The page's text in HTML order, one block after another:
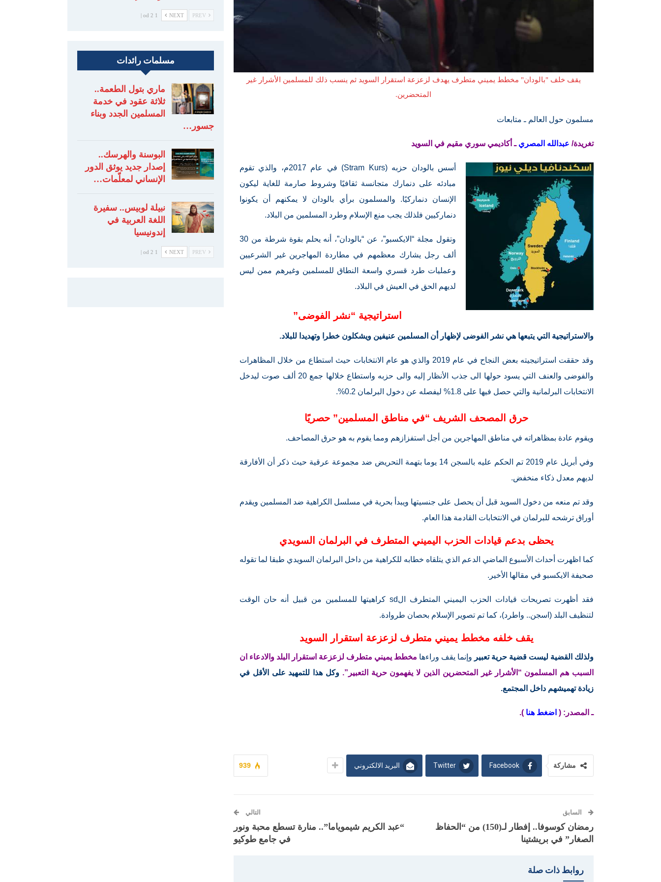
يقف خلف "بالودان" مخطط يميني متطرف يهدف لزعزعة استقرار السويد ثم ينسب ذلك للمسلمين الأشرار غير
المتحضرين.
مسلمون حول العالم ـ متابعات
تغريدة/ عبدالله المصري ـ أكاديمي سوري مقيم في السويد
أسس بالودان حزبه (Stram Kurs) في عام 2017م، والذي تقوم
مبادئه على دنمارك متجانسة ثقافيًا وشروط صارمة للغاية ليكون
الإنسان دنماركيًا. والمسلمون برأي بالودان لا يمكنهم أن يكونوا
دنماركيين فلذلك يجب منع الإسلام وطرد المسلمين من البلاد.
وتقول مجلة “الايكسبو”، عن “بالودان”، أنه يحلم بقوة شرطة من 30
ألف رجل يشارك معظمهم في مطاردة المهاجرين غير الشرعيين
وعمليات طرد قسري واسعة النطاق للمسلمين وغيرهم ممن ليس
لديهم الحق في العيش في البلاد.
استراتيجية “نشر الفوضى”
والاستراتيجية التي يتبعها هي نشر الفوضى لإظهار أن المسلمين عنيفين ويشكلون خطرا وتهديدا للبلاد.
وقد حققت استراتيجيته بعض النجاح في عام 2019 والذي هو عام الانتخابات حيث استطاع من خلال المظاهرات
والفوضى والعنف التي يسود حولها الى جذب الأنظار إليه والى حزبه واستطاع خلالها جمع 20 ألف صوت ليدخل
الانتخابات البرلمانية والتي حصل فيها على 1.8% ليفصله عن دخول البرلمان 0.2%.
حرق المصحف الشريف “في مناطق المسلمين” حصريًا
ويقوم عادة بمظاهراته في مناطق المهاجرين من أجل استفزازهم ومما يقوم به هو حرق المصاحف.
وفي أبريل عام 2019 تم الحكم عليه بالسجن 14 يوما بتهمة التحريض ضد مجموعة عرقية حيث ذكر أن الأفارقة
لديهم معدل ذكاء منخفض.
وقد تم منعه من دخول السويد قبل أن يحصل على جنسيتها ويبدأ بحرية في مسلسل الكراهية ضد المسلمين ويقدم
أوراق ترشحه للبرلمان في الانتخابات القادمة هذا العام.
يحظى بدعم قيادات الحزب اليميني المتطرف في البرلمان السويدي
كما اظهرت أحداث الأسبوع الماضي الدعم الذي يتلقاه خطابه للكراهية من داخل البرلمان السويدي طبقا لما تقوله
صحيفة الايكسبو في مقالها الأخير.
فقد أظهرت تصريحات قيادات الحزب اليميني المتطرف الsd كراهيتها للمسلمين من قبيل أنه حان الوقت
لتنظيف البلد (اسجن.. واطرد)، كما تم تصوير الإسلام بحصان طروادة.
يقف خلفه مخطط يميني متطرف لزعزعة استقرار السويد
ولذلك القضية ليست قضية حرية تعبير وإنما يقف وراءها مخطط يميني متطرف لزعزعة استقرار البلد والادعاء ان
السبب هم المسلمون “الأشرار غير المتحضرين الذين لا يفهمون حرية التعبير”. وكل هذا للتمهيد على الأقل في
زيادة تهميشهم داخل المجتمع.
ـ المصدر: ( اضغط هنا ).
939 مشاركة Facebook
Twitter البريد الالكتروني
السابق
رمضان كوسوفا.. إفطار لـ(150) من “الحفاظ
الصغار” في بريشتينا
التالي
“عبد الكريم شيموياما”.. منارة تسطع محبة ونور
في جامع طوكيو
روابط ذات صلة
NEXT
1 od 2 |
مسلمات رائدات
ماري بتول الطعمة..
ثلاثة عقود في خدمة
المسلمين الجدد وبناء
جسور…
البوسنة والهرسك..
إصدار جديد يوثق الدور
الإنساني لمعلّمات…
نبيلة لوبيس.. سفيرة
اللغة العربية في
إندونيسيا
NEXT
1 od 2 |